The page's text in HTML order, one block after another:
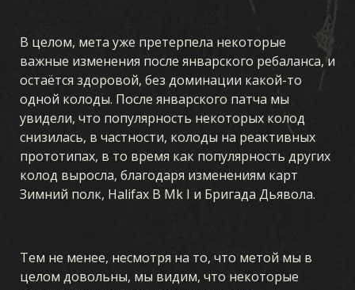
В целом, мета уже претерпела некоторые
важные изменения после январского ребаланса, и
остаётся здоровой, без доминации какой-то
одной колоды. После январского патча мы
увидели, что популярность некоторых колод
снизилась, в частности, колоды на реактивных
прототипах, в то время как популярность других
колод выросла, благодаря изменениям карт
Зимний полк, Halifax B Mk I и Бригада Дьявола.
Тем не менее, несмотря на то, что метой мы в
целом довольны, мы видим, что некоторые